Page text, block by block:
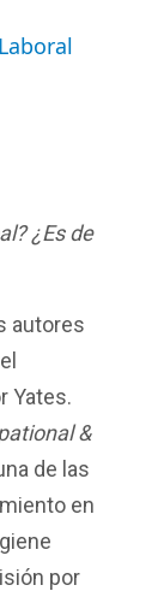
¿Es de
autores
Yates.
&
de las
en
por